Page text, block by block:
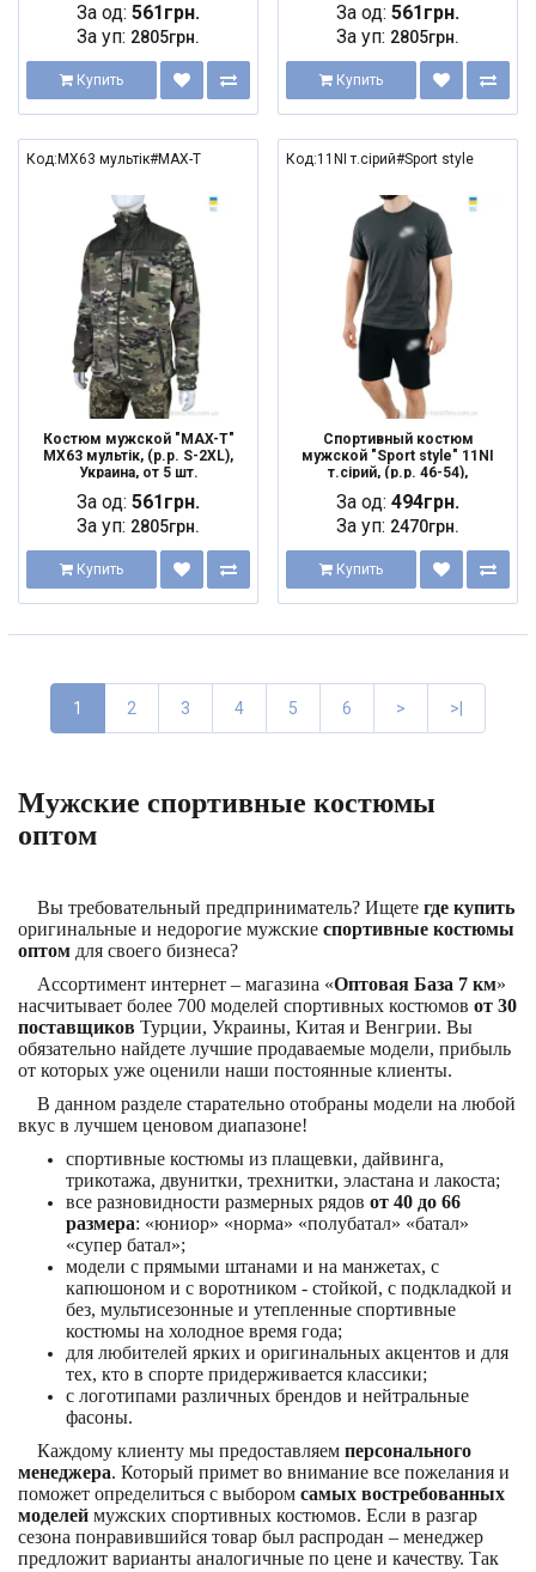
За од: 561грн.
За уп: 2805грн.
Купить
За од: 561грн.
За уп: 2805грн.
Купить
Код:MX63 мультік#MAX-T
Костюм мужской "MAX-T"
MX63 мультік, (р.р. S-2XL),
Украина, от 5 шт.
За од: 561грн.
За уп: 2805грн.
Купить
Код:11NI т.сірий#Sport style
Спортивный костюм
мужской "Sport style" 11NI
т.сірий, (р.р. 46-54),
За од: 494грн.
За уп: 2470грн.
Купить
1 2 3 4 5 6 > >|
Мужские спортивные костюмы
оптом
Вы требовательный предприниматель? Ищете где купить
оригинальные и недорогие мужские спортивные костюмы
оптом для своего бизнеса?
Ассортимент интернет – магазина «Оптовая База 7 км»
насчитывает более 700 моделей спортивных костюмов от 30
поставщиков Турции, Украины, Китая и Венгрии. Вы
обязательно найдете лучшие продаваемые модели, прибыль
от которых уже оценили наши постоянные клиенты.
В данном разделе старательно отобраны модели на любой
вкус в лучшем ценовом диапазоне!
спортивные костюмы из плащевки, дайвинга,
трикотажа, двунитки, трехнитки, эластана и лакоста;
все разновидности размерных рядов от 40 до 66
размера: «юниор» «норма» «полубатал» «батал»
«супер батал»;
модели с прямыми штанами и на манжетах, с
капюшоном и с воротником - стойкой, с подкладкой и
без, мультисезонные и утепленные спортивные
костюмы на холодное время года;
для любителей ярких и оригинальных акцентов и для
тех, кто в спорте придерживается классики;
с логотипами различных брендов и нейтральные
фасоны.
Каждому клиенту мы предоставляем персонального
менеджера. Который примет во внимание все пожелания и
поможет определиться с выбором самых востребованных
моделей мужских спортивных костюмов. Если в разгар
сезона понравившийся товар был распродан – менеджер
предложит варианты аналогичные по цене и качеству. Так